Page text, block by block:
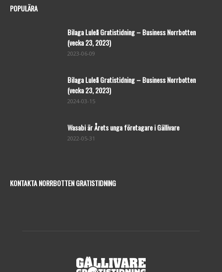
POPULÄRA
Bilaga Luleå Gratistidning – Business Norrbotten
(vecka 23, 2023)
2023-06-09
Bilaga Luleå Gratistidning – Business Norrbotten
(vecka 23, 2023)
2024-03-15
Wasabi är Årets unga företagare i Gällivare
2022-05-31
KONTAKTA NORRBOTTEN GRATISTIDNING